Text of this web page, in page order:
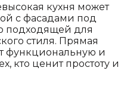
кухня может
с фасадами под
подходящей для
стиля. Прямая
функциональную и
кто ценит простоту и